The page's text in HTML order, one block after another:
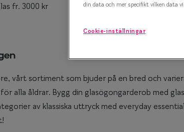
Oscar Jacobson x Smarteyes
fr. 3000 kr
vårt sortiment som bjuder på en bred och
alla åldrar. Bygg din glasögongarderob med
av klassiska uttryck med everyday
din data och mer specifikt vilken data
Cookie-inställningar